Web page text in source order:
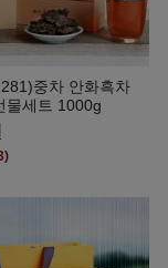
중차 안화흑차
물세트 1000g
)